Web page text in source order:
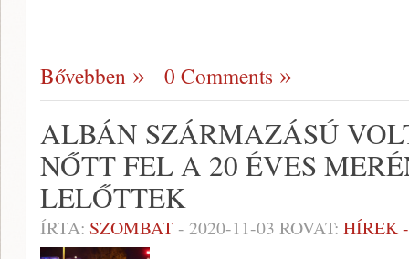
Bővebben 0 Comments
ALBÁN SZÁRMAZÁSÚ
NŐTT FEL A 20 ÉVES
LELŐTTEK
ÍRTA: SZOMBAT- 2020-11-03 ROVAT: HÍREK